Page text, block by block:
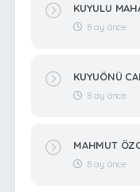
KUYULU
8 ay önce
KUYUÖNÜ
8 ay önce
MAHMUT
8 ay önce